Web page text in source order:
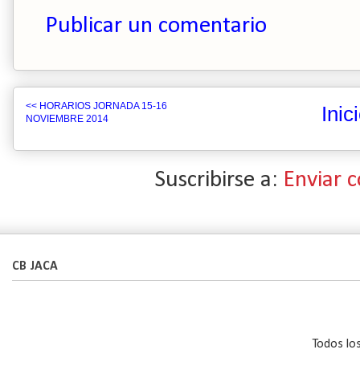
Publicar un comentario
<< HORARIOS JORNADA 15-16
NOVIEMBRE 2014
Suscribirse a: Enviar
CB JACA
Todos